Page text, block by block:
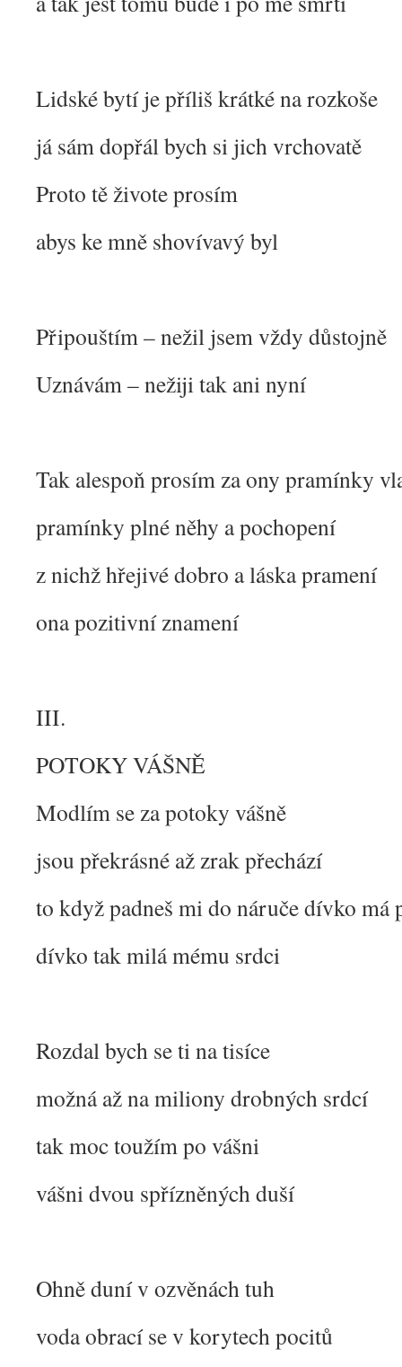
Lidské bytí je příliš krátké na rozkoše
já sám dopřál bych si jich vrchovatě
Proto tě živote prosím
abys ke mně shovívavý byl
Připouštím – nežil jsem vždy důstojně
Uznávám – nežiji tak ani nyní
Tak alespoň prosím za ony pramínky
pramínky plné něhy a pochopení
z nichž hřejivé dobro a láska pramení
ona pozitivní znamení
III.
POTOKY VÁŠNĚ
Modlím se za potoky vášně
jsou překrásné až zrak přechází
to když padneš mi do náruče dívko má
dívko tak milá mému srdci
Rozdal bych se ti na tisíce
možná až na miliony drobných srdcí
tak moc toužím po vášni
vášni dvou spřízněných duší
Ohně duní v ozvěnách tuh
voda obrací se v korytech pocitů